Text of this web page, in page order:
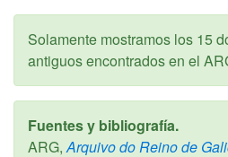
Solamente mostramos los 15
antiguos encontrados en el
Fuentes y bibliografía.
ARG, Arquivo do Reino de